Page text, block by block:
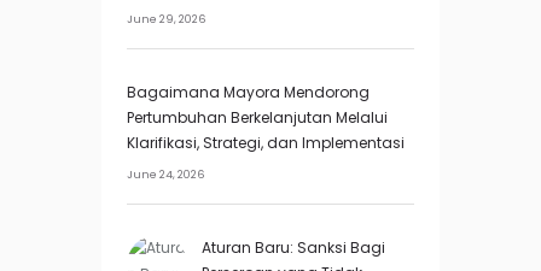
June 29, 2026
Bagaimana Mayora Mendorong
Pertumbuhan Berkelanjutan Melalui
Klarifikasi, Strategi, dan Implementasi
June 24, 2026
Aturan Baru: Sanksi Bagi